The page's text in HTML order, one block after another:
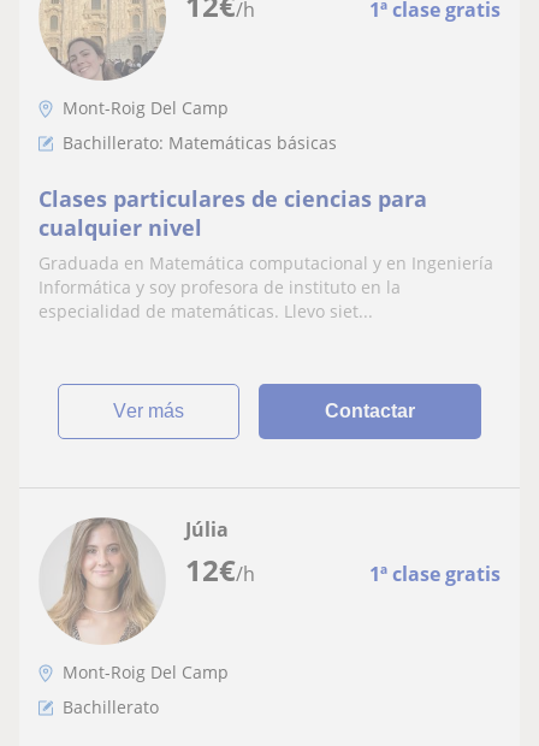
/h 1ª clase gratis
Mont-Roig Del Camp
Bachillerato: Matemáticas básicas
Clases particulares de ciencias para
cualquier nivel
Graduada en Matemática computacional y en Ingeniería
Informática y soy profesora de instituto en la
especialidad de matemáticas. Llevo siet...
ver más Contactar
12€/h 1ª clase gratis
Júlia
Mont-Roig Del Camp
Bachillerato